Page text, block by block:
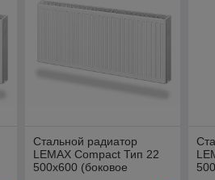
Стальной радиатор
LEMAX Compact Тип 22
500х600 (боковое